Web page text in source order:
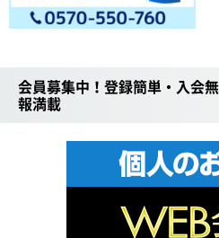
会員募集中！登録簡単・入会
報満載